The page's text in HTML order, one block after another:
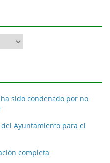
sido condenado por no
Ayuntamiento para el
completa